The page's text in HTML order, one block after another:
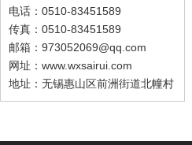
电话：0510-83451589
传真：0510-83451589
邮箱：973052069@qq.com
网址：www.wxsairui.com
地址：无锡惠山区前洲街道北幢村